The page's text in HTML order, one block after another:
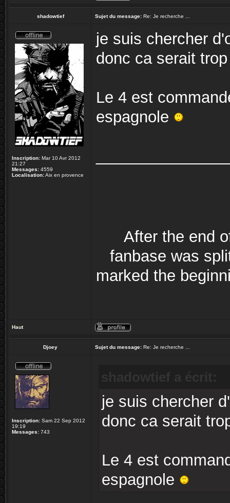
shadowtief Sujet du message: Re: Je recherche ...
Inscription: Mar 10 Avr 2012
21:27
Messages: 4559
Localisation:Aix en provence
je suis chercher
donc ca serait
Le 4 est
espagnole
After the end
fanbase was
marked the
Haut
Djoey Sujet du message: Re: Je recherche ...
Inscription: Sam 22 Sep 2012
19:19
Messages: 743
je suis chercher
donc ca serait
Le 4 est
espagnole